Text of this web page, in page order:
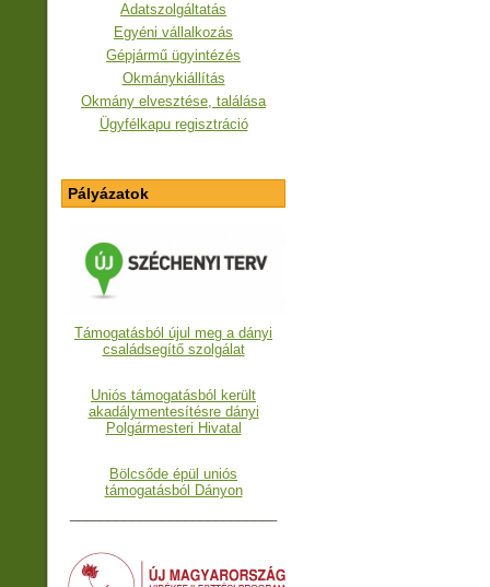
Adatszolgáltatás
Egyéni vállalkozás
Gépjármű ügyintézés
Okmánykiállítás
Okmány elvesztése, találása
Ügyfélkapu regisztráció
Pályázatok
Támogatásból újul meg a dányi
családsegítő szolgálat
Uniós támogatásból került
akadálymentesítésre dányi
Polgármesteri Hivatal
Bölcsőde épül uniós
támogatásból Dányon